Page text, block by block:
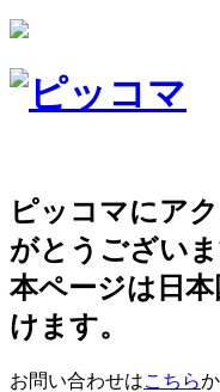
ピッコマにア
がとうございま
本ページは日
けます。
お問い合わせはこちら